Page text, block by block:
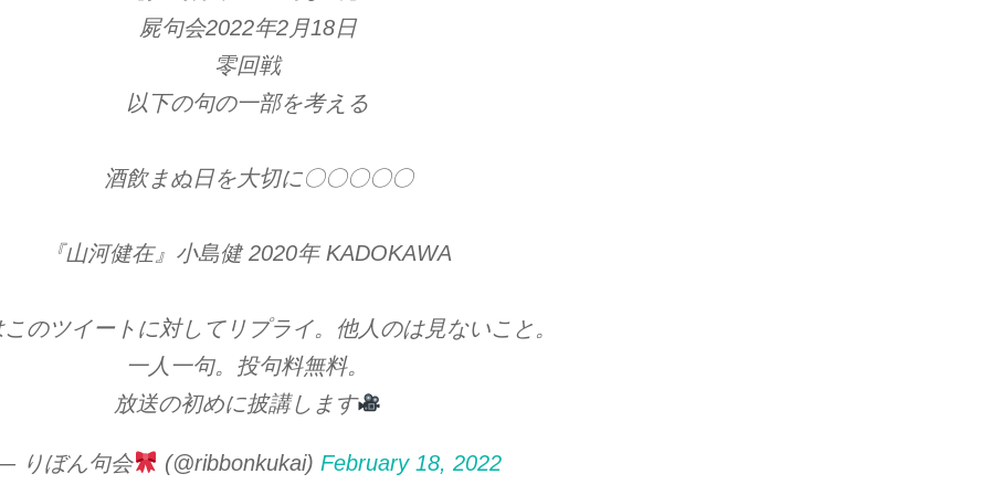
屍句会2022年2月18日
零回戦
以下の句の一部を考える
酒飲まぬ日を大切に〇〇〇〇〇
『山河健在』小島健 2020年 KADOKAWA
のツイートに対してリプライ。他人のは見ないこと。
一人一句。投句料無料。
放送の初めに披講します
りぼん句会 (@ribbonkukai) February 18, 2022